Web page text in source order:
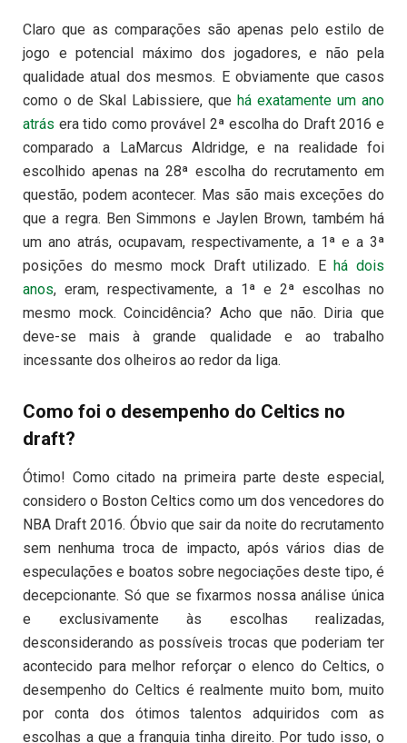
Claro que as comparações são apenas pelo estilo de
jogo e potencial máximo dos jogadores, e não pela
qualidade atual dos mesmos. E obviamente que casos
como o de Skal Labissiere, que há exatamente um ano
atrás era tido como provável 2ª escolha do Draft 2016 e
comparado a LaMarcus Aldridge, e na realidade foi
escolhido apenas na 28ª escolha do recrutamento em
questão, podem acontecer. Mas são mais exceções do
que a regra. Ben Simmons e Jaylen Brown, também há
um ano atrás, ocupavam, respectivamente, a 1ª e a 3ª
posições do mesmo mock Draft utilizado. E há dois
anos, eram, respectivamente, a 1ª e 2ª escolhas no
mesmo mock. Coincidência? Acho que não. Diria que
deve-se mais à grande qualidade e ao trabalho
incessante dos olheiros ao redor da liga.
Como foi o desempenho do Celtics no
draft?
Ótimo! Como citado na primeira parte deste especial,
considero o Boston Celtics como um dos vencedores do
NBA Draft 2016. Óbvio que sair da noite do recrutamento
sem nenhuma troca de impacto, após vários dias de
especulações e boatos sobre negociações deste tipo, é
decepcionante. Só que se fixarmos nossa análise única
e exclusivamente às escolhas realizadas,
desconsiderando as possíveis trocas que poderiam ter
acontecido para melhor reforçar o elenco do Celtics, o
desempenho do Celtics é realmente muito bom, muito
por conta dos ótimos talentos adquiridos com as
escolhas a que a franquia tinha direito. Por tudo isso, o